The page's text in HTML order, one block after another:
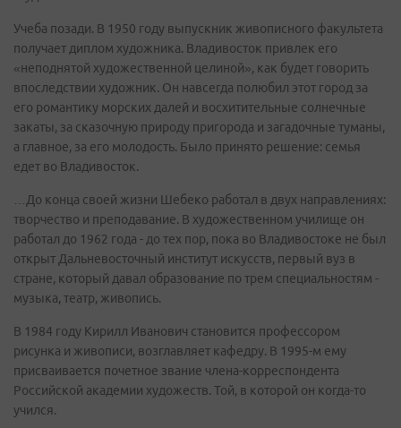
Учеба позади. В 1950 году выпускник живописного факультета
получает диплом художника. Владивосток привлек его
«неподнятой художественной целиной», как будет говорить
впоследствии художник. Он навсегда полюбил этот город за
его романтику морских далей и восхитительные солнечные
закаты, за сказочную природу пригорода и загадочные туманы,
а главное, за его молодость. Было принято решение: семья
едет во Владивосток.
…До конца своей жизни Шебеко работал в двух направлениях:
творчество и преподавание. В художественном училище он
работал до 1962 года - до тех пор, пока во Владивостоке не был
открыт Дальневосточный институт искусств, первый вуз в
стране, который давал образование по трем специальностям -
музыка, театр, живопись.
В 1984 году Кирилл Иванович становится профессором
рисунка и живописи, возглавляет кафедру. В 1995-м ему
присваивается почетное звание члена-корреспондента
Российской академии художеств. Той, в которой он когда-то
учился.